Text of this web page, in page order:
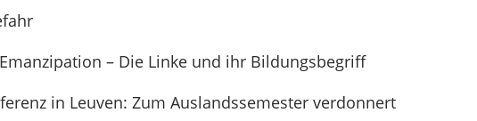
– Die Linke und ihr Bildungsbegriff
in Leuven: Zum Auslandssemester verdonnert